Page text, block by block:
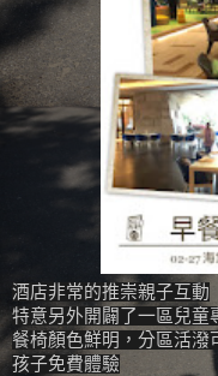
酒店非常的推崇親子互動
特意另外開闢了一區兒童
餐椅顏色鮮明，分區活潑
孩子免費體驗